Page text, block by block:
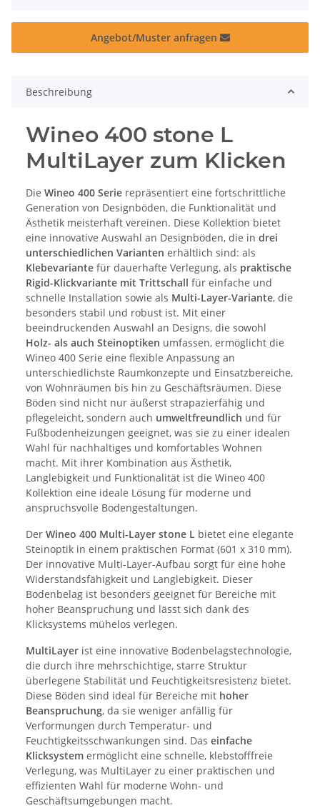
Angebot/Muster anfragen
Beschreibung
Wineo 400 stone L
MultiLayer zum Klicken
Die Wineo 400 Serie repräsentiert eine fortschrittliche
Generation von Designböden, die Funktionalität und
Ästhetik meisterhaft vereinen. Diese Kollektion bietet
eine innovative Auswahl an Designböden, die in drei
unterschiedlichen Varianten erhältlich sind: als
Klebevariante für dauerhafte Verlegung, als praktische
Rigid-Klickvariante mit Trittschall für einfache und
schnelle Installation sowie als Multi-Layer-Variante, die
besonders stabil und robust ist. Mit einer
beeindruckenden Auswahl an Designs, die sowohl
Holz- als auch Steinoptiken umfassen, ermöglicht die
Wineo 400 Serie eine flexible Anpassung an
unterschiedlichste Raumkonzepte und Einsatzbereiche,
von Wohnräumen bis hin zu Geschäftsräumen. Diese
Böden sind nicht nur äußerst strapazierfähig und
pflegeleicht, sondern auch umweltfreundlich und für
Fußbodenheizungen geeignet, was sie zu einer idealen
Wahl für nachhaltiges und komfortables Wohnen
macht. Mit ihrer Kombination aus Ästhetik,
Langlebigkeit und Funktionalität ist die Wineo 400
Kollektion eine ideale Lösung für moderne und
anspruchsvolle Bodengestaltungen.
Der Wineo 400 Multi-Layer stone L bietet eine elegante
Steinoptik in einem praktischen Format (601 x 310 mm).
Der innovative Multi-Layer-Aufbau sorgt für eine hohe
Widerstandsfähigkeit und Langlebigkeit. Dieser
Bodenbelag ist besonders geeignet für Bereiche mit
hoher Beanspruchung und lässt sich dank des
Klicksystems mühelos verlegen.
MultiLayer ist eine innovative Bodenbelagstechnologie,
die durch ihre mehrschichtige, starre Struktur
überlegene Stabilität und Feuchtigkeitsresistenz bietet.
Diese Böden sind ideal für Bereiche mit hoher
Beanspruchung, da sie weniger anfällig für
Verformungen durch Temperatur- und
Feuchtigkeitsschwankungen sind. Das einfache
Klicksystem ermöglicht eine schnelle, klebstofffreie
Verlegung, was MultiLayer zu einer praktischen und
effizienten Wahl für moderne Wohn- und
Geschäftsumgebungen macht.